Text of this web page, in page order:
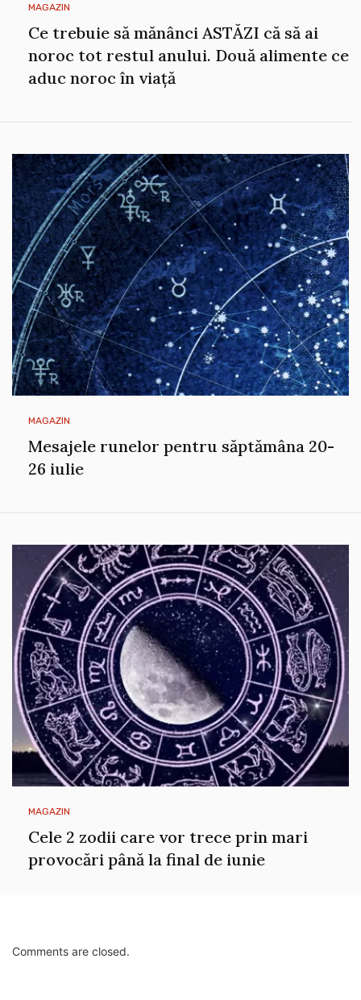
MAGAZIN
Ce trebuie să mănânci ASTĂZI că să ai
noroc tot restul anului. Două alimente ce
aduc noroc în viață
MAGAZIN
Mesajele runelor pentru săptămâna 20-
26 iulie
MAGAZIN
Cele 2 zodii care vor trece prin mari
provocări până la final de iunie
Comments are closed.